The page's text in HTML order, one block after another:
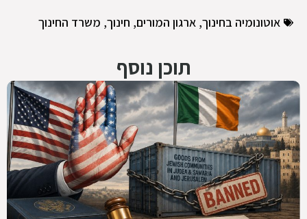
אוטונומיה בחינוך, ארגון המורים, חינוך, משרד החינוך
תוכן נוסף